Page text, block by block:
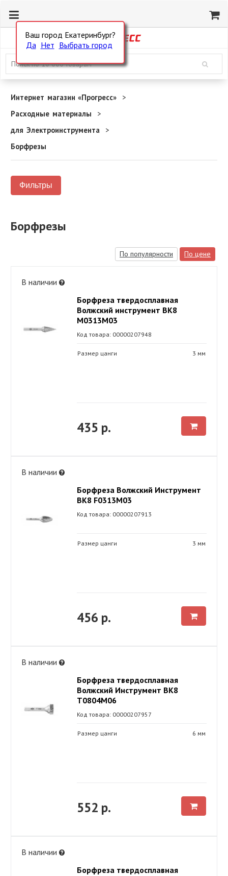
Ваш город Екатеринбург?
Да Нет Выбрать город
Интернет магазин «Прогресс»
Расходные материалы
для Электроинструмента
Борфрезы
Фильтры
Борфрезы
По популярности По цене
В наличии
Борфреза твердосплавная
Волжский инструмент ВК8
М0313М03
Код товара: 00000207948
Размер цанги 3 мм
435 р.
В наличии
Борфреза Волжский Инструмент
ВК8 F0313М03
Код товара: 00000207913
Размер цанги 3 мм
456 р.
В наличии
Борфреза твердосплавная
Волжский Инструмент ВК8
Т0804М06
Код товара: 00000207957
Размер цанги 6 мм
552 р.
В наличии
Борфреза твердосплавная